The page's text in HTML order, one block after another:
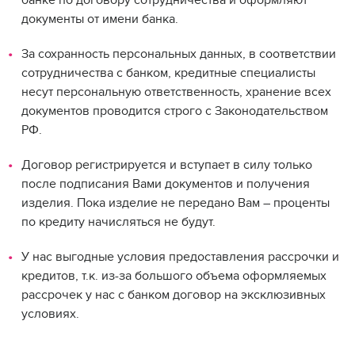
документы от имени банка.
За сохранность персональных данных, в соответствии
сотрудничества с банком, кредитные специалисты
несут персональную ответственность, хранение всех
документов проводится строго с Законодательством
РФ.
Договор регистрируется и вступает в силу только
после подписания Вами документов и получения
изделия. Пока изделие не передано Вам – проценты
по кредиту начисляться не будут.
У нас выгодные условия предоставления рассрочки и
кредитов, т.к. из-за большого объема оформляемых
рассрочек у нас с банком договор на эксклюзивных
условиях.